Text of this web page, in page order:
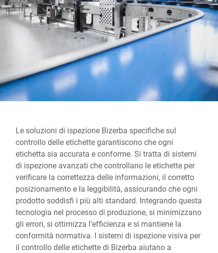
Le soluzioni di ispezione Bizerba specifiche sul
controllo delle etichette garantiscono che ogni
etichetta sia accurata e conforme. Si tratta di sistemi
di ispezione avanzati che controllano le etichette per
verificare la correttezza delle informazioni, il corretto
posizionamento e la leggibilità, assicurando che ogni
prodotto soddisfi i più alti standard. Integrando questa
tecnologia nel processo di produzione, si minimizzano
gli errori, si ottimizza l'efficienza e si mantiene la
conformità normativa. I sistemi di ispezione visiva per
il controllo delle etichette di Bizerba aiutano a